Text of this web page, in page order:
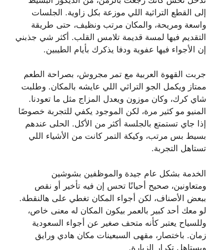
إلى القطع التراثية اللي موزعة بكل زاوية. الجلسات
واسعة ومريحة، والمكان مرتب ونظيف، حتى طريقة
التقديم فيها لمسة قديمة تلامس القلب. أكثر شي جذبني
إن الأجواء فيها عفوية ودفا يذكرك بأيام الطيبين.
جربت القهوة العربية مع تمر مجروش، بصراحة الطعم
ممتاز ويكمل الجو التراثي اللي عايشه بالمكان. وطلبت
شاي كرك، وكان موزون ويعدل المزاج مثل ما تعودنا.
المنيو مو كثير مرة، لكن الموجود يكفي للتجربة خصوصًا
إذا جاي تستمتع بالجلسة أكثر من الأكل. الحلى عندهم
بسيط بس مرتب، وكيكة التمر كانت من الأشياء اللي
تستاهل التجربة.
الخدمة بشكل عام جيدة والموظفين بشوشين
ومتعاونين، صحيح أحيانًا تحس إن فيه تأخير أو نقص
ببعض الأصناف، لكن أجواء المكان تغطي على هالنقطة.
لو معك أحد كبير بالعمر بيكون المكان له معنى خاص،
وللسياح يعتبر كأنه متحف صغير عن أجواء السعودية
زمان. باختصار، مقهى السبعينات مكان هادي ورايق
ويستاهل تكرار الزيارة.